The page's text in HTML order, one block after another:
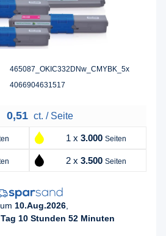
465087_OKIC332DNw_CMYBK_5x
4066904631517
0,51 ct. / Seite
1 x 3.000 Seiten
2 x 3.500 Seiten
10.Aug.2026
10 Stunden 52 Minuten